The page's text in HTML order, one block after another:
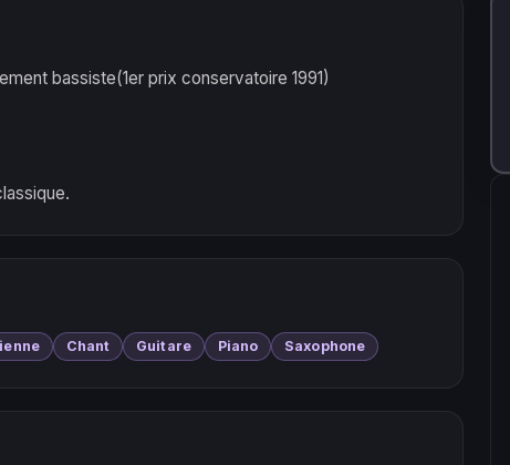
bassiste(1er prix conservatoire 1991)
Chant Guitare Piano Saxophone